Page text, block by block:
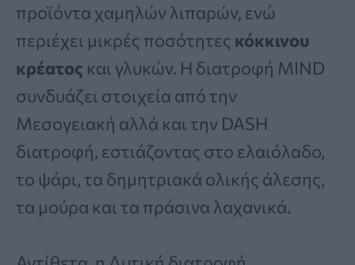
προϊόντα χαμηλών λιπαρών, ενώ
περιέχει μικρές ποσότητες κόκκινου
κρέατος και γλυκών. Η διατροφή MIND
συνδυάζει στοιχεία από την
Μεσογειακή αλλά και την DASH
διατροφή, εστιάζοντας στο ελαιόλαδο,
το ψάρι, τα δημητριακά ολικής άλεσης,
τα μούρα και τα πράσινα λαχανικά.